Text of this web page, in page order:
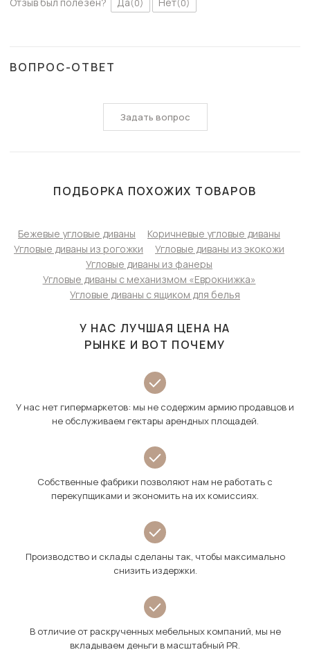
(0) (0)
ВОПРОС-ОТВЕТ
Задать вопрос
ПОДБОРКА ПОХОЖИХ ТОВАРОВ
Бежевые угловые диваны
Коричневые угловые диваны
Угловые диваны из рогожки
Угловые диваны из экокожи
Угловые диваны из фанеры
Угловые диваны с механизмом «Еврокнижка»
Угловые диваны с ящиком для белья
У НАС ЛУЧШАЯ ЦЕНА НА
РЫНКЕ И ВОТ ПОЧЕМУ
У нас нет гипермаркетов: мы не содержим армию продавцов и
не обслуживаем гектары арендных площадей.
Собственные фабрики позволяют нам не работать с
перекупщиками и экономить на их комиссиях.
Производство и склады сделаны так, чтобы максимально
снизить издержки.
В отличие от раскрученных мебельных компаний, мы не
вкладываем деньги в масштабный PR.